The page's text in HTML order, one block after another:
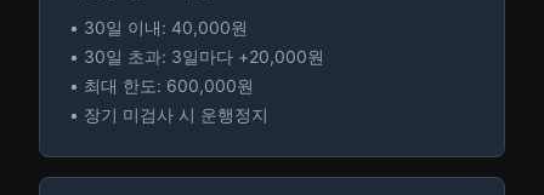
• 30일 이내: 40,000원
• 30일 초과: 3일마다 +20,000원
• 최대 한도: 600,000원
• 장기 미검사 시 운행정지